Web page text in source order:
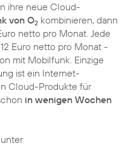
ihre neue Cloud-
von O2 kombinieren, dann
netto pro Monat. Jede
Euro netto pro Monat -
mit Mobilfunk. Einzige
ist ein Internet-
Cloud-Produkte für
in wenigen Wochen